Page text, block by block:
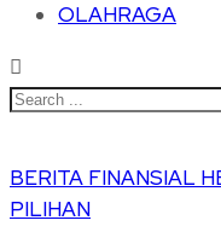
OLAHRAGA
BERITA FINANSIAL
PILIHAN